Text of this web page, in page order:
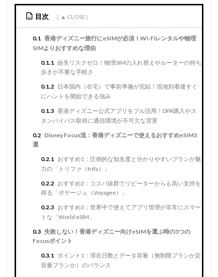
目次
0.1 香港ディズニー旅行にeSIMが必須！Wi-Fiレンタルや物理
SIMよりおすすめな理由
0.1.1 紛失リスクゼロ！物理SIMの入れ替えやルーターの持ち
歩きが不要な手軽さ
0.1.2 日本国内（在宅）で事前準備が完結！現地到着後すぐ
にハントを開始できる強み
0.1.3 香港ディズニー公式アプリをフル活用！DPA購入やス
タンバイパス取得に通信環境が不可欠な背景
0.2 Disney Focus流：香港ディズニーで使えるおすすめeSIM3
選
0.2.1 おすすめ1：圧倒的な知名度と分かりやすいプランが魅
力の「トリファ（trifa）」
0.2.2 おすすめ2：コスパ抜群でリピーターからも高い支持を
得る「ボヤージュ（Voyagee）」
0.2.3 おすすめ3：世界中で使えてアプリ管理が非常にスマー
トな「World eSIM」
0.3 失敗しない！香港ディズニー向けeSIMを選ぶ時の3つの
Focusポイント
0.3.1 ポイント1：滞在日数とデータ容量（無制限プランか定
容量プランか）のバランス